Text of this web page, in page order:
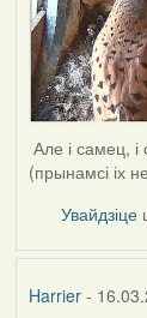
Але і самец,
(прынамсі іх
Увайдзіце
Harrier-